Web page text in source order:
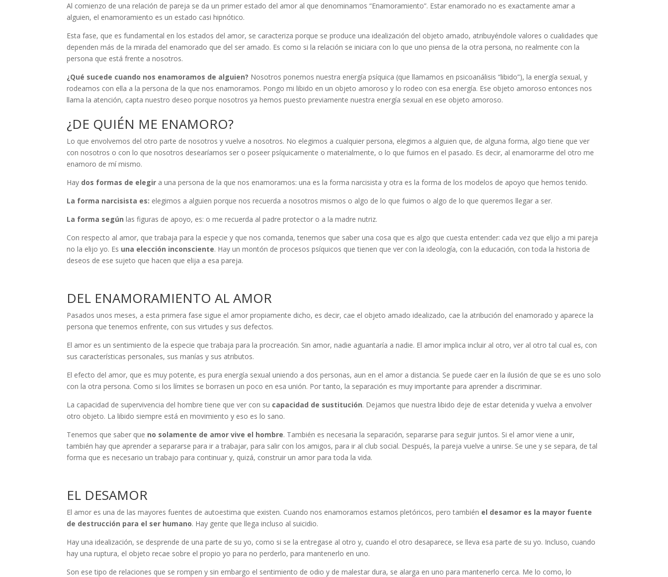
Al comienzo de una relación de pareja se da un primer estado del amor al que denominamos “Enamoramiento”. Estar enamorado no es exactamente amar a
alguien, el enamoramiento es un estado casi hipnótico.
Esta fase, que es fundamental en los estados del amor, se caracteriza porque se produce una idealización del objeto amado, atribuyéndole valores o cualidades que
dependen más de la mirada del enamorado que del ser amado. Es como si la relación se iniciara con lo que uno piensa de la otra persona, no realmente con la
persona que está frente a nosotros.
¿Qué sucede cuando nos enamoramos de alguien? Nosotros ponemos nuestra energía psíquica (que llamamos en psicoanálisis “libido”), la energía sexual, y
rodeamos con ella a la persona de la que nos enamoramos. Pongo mi libido en un objeto amoroso y lo rodeo con esa energía. Ese objeto amoroso entonces nos
llama la atención, capta nuestro deseo porque nosotros ya hemos puesto previamente nuestra energía sexual en ese objeto amoroso.
¿DE QUIÉN ME ENAMORO?
Lo que envolvemos del otro parte de nosotros y vuelve a nosotros. No elegimos a cualquier persona, elegimos a alguien que, de alguna forma, algo tiene que ver
con nosotros o con lo que nosotros desearíamos ser o poseer psíquicamente o materialmente, o lo que fuimos en el pasado. Es decir, al enamorarme del otro me
enamoro de mí mismo.
Hay dos formas de elegir a una persona de la que nos enamoramos: una es la forma narcisista y otra es la forma de los modelos de apoyo que hemos tenido.
La forma narcisista es: elegimos a alguien porque nos recuerda a nosotros mismos o algo de lo que fuimos o algo de lo que queremos llegar a ser.
La forma según las figuras de apoyo, es: o me recuerda al padre protector o a la madre nutriz.
Con respecto al amor, que trabaja para la especie y que nos comanda, tenemos que saber una cosa que es algo que cuesta entender: cada vez que elijo a mi pareja
no la elijo yo. Es una elección inconsciente. Hay un montón de procesos psíquicos que tienen que ver con la ideología, con la educación, con toda la historia de
deseos de ese sujeto que hacen que elija a esa pareja.
DEL ENAMORAMIENTO AL AMOR
Pasados unos meses, a esta primera fase sigue el amor propiamente dicho, es decir, cae el objeto amado idealizado, cae la atribución del enamorado y aparece la
persona que tenemos enfrente, con sus virtudes y sus defectos.
El amor es un sentimiento de la especie que trabaja para la procreación. Sin amor, nadie aguantaría a nadie. El amor implica incluir al otro, ver al otro tal cual es, con
sus características personales, sus manías y sus atributos.
El efecto del amor, que es muy potente, es pura energía sexual uniendo a dos personas, aun en el amor a distancia. Se puede caer en la ilusión de que se es uno solo
con la otra persona. Como si los límites se borrasen un poco en esa unión. Por tanto, la separación es muy importante para aprender a discriminar.
La capacidad de supervivencia del hombre tiene que ver con su capacidad de sustitución. Dejamos que nuestra libido deje de estar detenida y vuelva a envolver
otro objeto. La libido siempre está en movimiento y eso es lo sano.
Tenemos que saber que no solamente de amor vive el hombre. También es necesaria la separación, separarse para seguir juntos. Si el amor viene a unir,
también hay que aprender a separarse para ir a trabajar, para salir con los amigos, para ir al club social. Después, la pareja vuelve a unirse. Se une y se separa, de tal
forma que es necesario un trabajo para continuar y, quizá, construir un amor para toda la vida.
EL DESAMOR
El amor es una de las mayores fuentes de autoestima que existen. Cuando nos enamoramos estamos pletóricos, pero también el desamor es la mayor fuente
de destrucción para el ser humano. Hay gente que llega incluso al suicidio.
Hay una idealización, se desprende de una parte de su yo, como si se la entregase al otro y, cuando el otro desaparece, se lleva esa parte de su yo. Incluso, cuando
hay una ruptura, el objeto recae sobre el propio yo para no perderlo, para mantenerlo en uno.
Son ese tipo de relaciones que se rompen y sin embargo el sentimiento de odio y de malestar dura, se alarga en uno para mantenerlo cerca. Me lo como, lo